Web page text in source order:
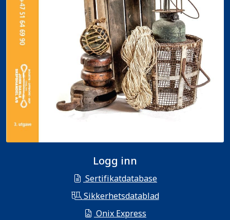
Logg inn
Sertifikatdatabase
Sikkerhetsdatablad
Onix Express